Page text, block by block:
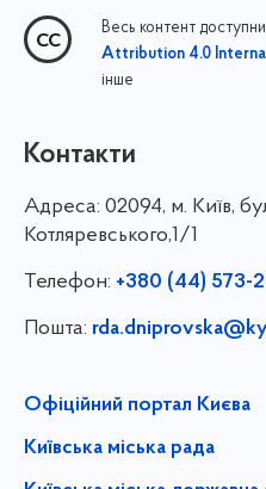
Весь контент
Attribution 4.0
інше
Контакти
Адреса: 02094, м. Київ,
Котляревського,1/1
Телефон: +380 (44) 573-
Пошта:
Офіційний портал Києва
Київська міська рада